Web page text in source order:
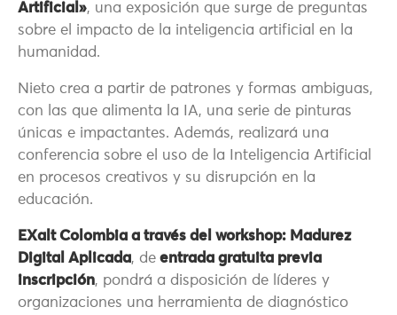
Artificial», una exposición que surge de preguntas
sobre el impacto de la inteligencia artificial en la
humanidad.
Nieto crea a partir de patrones y formas ambiguas,
con las que alimenta la IA, una serie de pinturas
únicas e impactantes. Además, realizará una
conferencia sobre el uso de la Inteligencia Artificial
en procesos creativos y su disrupción en la
educación.
EXalt Colombia a través del workshop: Madurez
Digital Aplicada, de entrada gratuita previa
inscripción, pondrá a disposición de líderes y
organizaciones una herramienta de diagnóstico